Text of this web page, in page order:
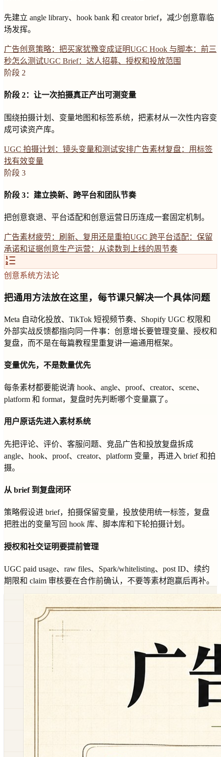
先建立 angle library、hook bank 和 creator brief，减少创意靠临
场发挥。
广告创意策略：把买家犹豫变成证明UGC Hook 与脚本：前三
秒怎么测试UGC Brief：达人招募、授权和投放范围
阶段 2
阶段 2：让一次拍摄真正产出可测变量
围绕拍摄计划、变量地图和标签系统，把素材从一次性内容变
成可读资产库。
UGC 拍摄计划：镜头变量和测试安排广告素材复盘：用标签
找有效变量
阶段 3
阶段 3：建立换新、跨平台和团队节奏
把创意衰退、平台适配和创意运营日历连成一套固定机制。
广告素材疲劳：刷新、复用还是重拍UGC 跨平台适配：保留
承诺和证据创意生产运营：从读数到上线的周节奏
创意系统方法论
把通用方法放在这里，每节课只解决一个具体问题
Meta 自动化投放、TikTok 短视频节奏、Shopify UGC 权限和
外部实战反馈都指向同一件事：创意增长要管理变量、授权和
复盘，而不是在每篇教程里重复讲一遍通用框架。
变量优先，不是数量优先
每条素材都要能说清 hook、angle、proof、creator、scene、
platform 和 format，复盘时先判断哪个变量赢了。
用户原话先进入素材系统
先把评论、评价、客服问题、竞品广告和投放复盘拆成
angle、hook、proof、creator、platform 变量，再进入 brief 和拍
摄。
从 brief 到复盘闭环
策略假设进 brief，拍摄保留变量，投放使用统一标签，复盘
把胜出的变量写回 hook 库、脚本库和下轮拍摄计划。
授权和社交证明要提前管理
UGC paid usage、raw files、Spark/whitelisting、post ID、续约
期限和 claim 审核要在合作前确认，不要等素材跑赢后再补。